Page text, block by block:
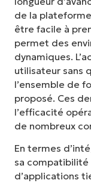
de la
être facile à
permet des
dynamiques.
utilisateur sans
l’ensemble de
proposé. Ces
l’efficacité
de nombreux
En termes
sa compatibilité
d’applications